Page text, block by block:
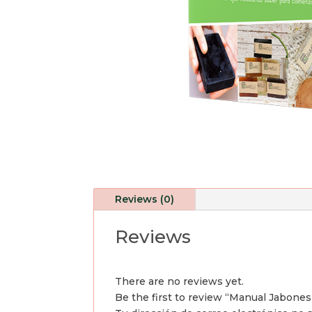
Reviews (0)
Reviews
There are no reviews yet.
Be the first to review “Manual